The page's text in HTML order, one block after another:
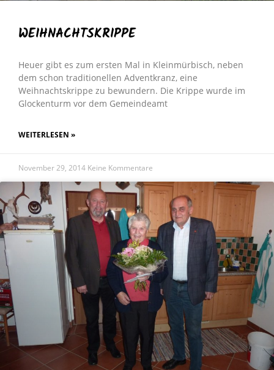
WEIHNACHTSKRIPPE
Heuer gibt es zum ersten Mal in Kleinmürbisch, neben
dem schon traditionellen Adventkranz, eine
Weihnachtskrippe zu bewundern. Die Krippe wurde im
Glockenturm vor dem Gemeindeamt
WEITERLESEN »
November 29, 2014 Keine Kommentare